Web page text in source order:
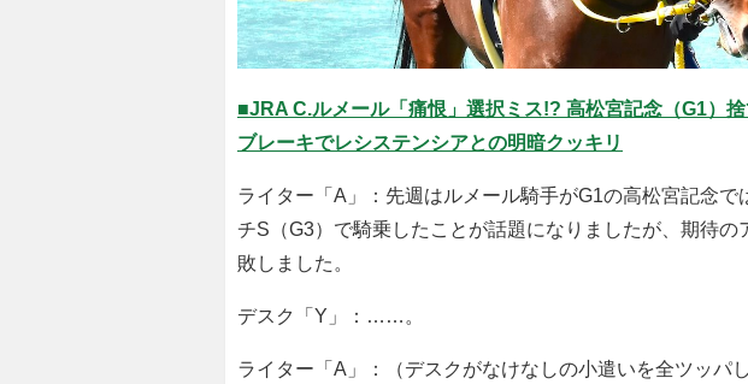
■JRA C.ルメール「痛恨」選択ミス!? 高松宮記念（G1）
ブレーキでレシステンシアとの明暗クッキリ
ライター「A」：先週はルメール騎手がG1の高松宮記念で
チS（G3）で騎乗したことが話題になりましたが、期待の
敗しました。
デスク「Y」：……。
ライター「A」：（デスクがなけなしの小遣いを全ツッパ